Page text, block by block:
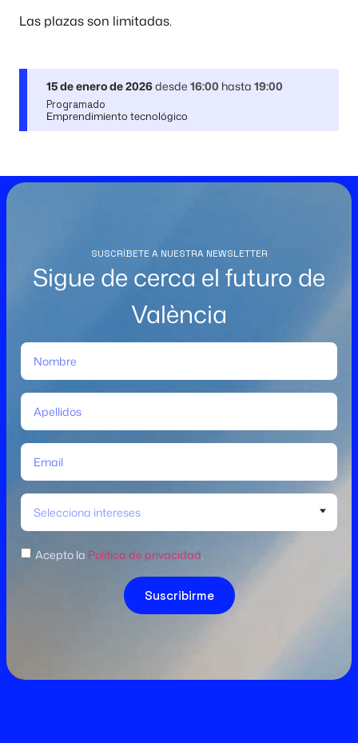
Las plazas son limitadas.
15 de enero de 2026desde 16:00 hasta 19:00
Programado
Emprendimiento tecnológico
SUSCRÍBETE A NUESTRA NEWSLETTER
Sigue de cerca el futuro de
València
Selecciona intereses
Acepto la Política de privacidad
Suscribirme